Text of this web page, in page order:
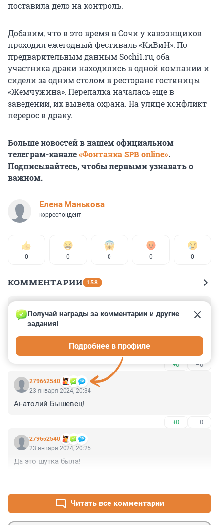
поставила дело на контроль.
Добавим, что в это время в Сочи у кавээнщиков
проходил ежегодный фестиваль «КиВиН». По
предварительным данным Sochi1.ru, оба
участника драки находились в одной компании и
сидели за одним столом в ресторане гостиницы
«Жемчужина». Перепалка началась еще в
заведении, их вывела охрана. На улице конфликт
перерос в драку.
Больше новостей в нашем официальном
телеграм-канале«Фонтанка SPB online».
Подписывайтесь, чтобы первыми узнавать о
важном.
Елена Манькова
корреспондент
0 0 0 0 0
КОММЕНТАРИИ 158
24 января 2024, 12:48
Друзья подозреваемого утверждают, что
потерпевший злостно и цинично оскорблял его,
выражался нецензурно. С упоминанием о его
родителях. Сам подозреваемый подался в бега.
+0 –0
279662540
Получай награды за комментарии и другие
задания!
Подробнее в профиле
23 января 2024, 20:34
Анатолий Бышевец!
+0 –0
279662540
23 января 2024, 20:25
Да это шутка была!
Читать все комментарии